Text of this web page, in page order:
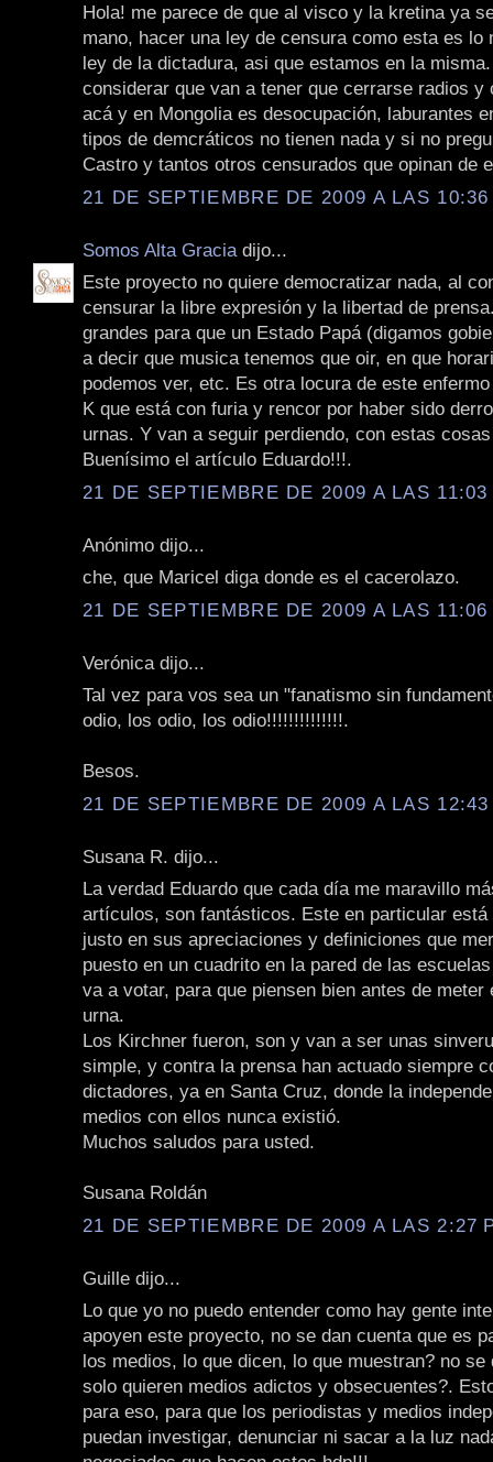
Hola! me parece de que al visco y la kretina ya
mano, hacer una ley de censura como esta es lo
ley de la dictadura, asi que estamos en la
considerar que van a tener que cerrarse radios y
acá y en Mongolia es desocupación, laburantes
tipos de demcráticos no tienen nada y si no
Castro y tantos otros censurados que opinan de
21 DE SEPTIEMBRE DE 2009 A LAS
Somos Alta Gracia dijo...
Este proyecto no quiere democratizar nada, al
censurar la libre expresión y la libertad de
grandes para que un Estado Papá (digamos
a decir que musica tenemos que oir, en que
podemos ver, etc. Es otra locura de este
K que está con furia y rencor por haber sido
urnas. Y van a seguir perdiendo, con estas
Buenísimo el artículo Eduardo!!!.
21 DE SEPTIEMBRE DE 2009 A LAS
Anónimo dijo...
che, que Maricel diga donde es el cacerolazo.
21 DE SEPTIEMBRE DE 2009 A LAS
Verónica dijo...
Tal vez para vos sea un "fanatismo sin
odio, los odio, los odio!!!!!!!!!!!!!!.
Besos.
21 DE SEPTIEMBRE DE 2009 A LAS 12:43
Susana R. dijo...
La verdad Eduardo que cada día me maravillo
artículos, son fantásticos. Este en particular está
justo en sus apreciaciones y definiciones que
puesto en un cuadrito en la pared de las
va a votar, para que piensen bien antes de meter
urna.
Los Kirchner fueron, son y van a ser unas
simple, y contra la prensa han actuado siempre
dictadores, ya en Santa Cruz, donde la
medios con ellos nunca existió.
Muchos saludos para usted.
Susana Roldán
21 DE SEPTIEMBRE DE 2009 A LAS 2:27
Guille dijo...
Lo que yo no puedo entender como hay gente
apoyen este proyecto, no se dan cuenta que es
los medios, lo que dicen, lo que muestran? no se
solo quieren medios adictos y obsecuentes?.
para eso, para que los periodistas y medios
puedan investigar, denunciar ni sacar a la luz